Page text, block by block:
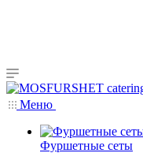
Меню
Фуршетные сеты